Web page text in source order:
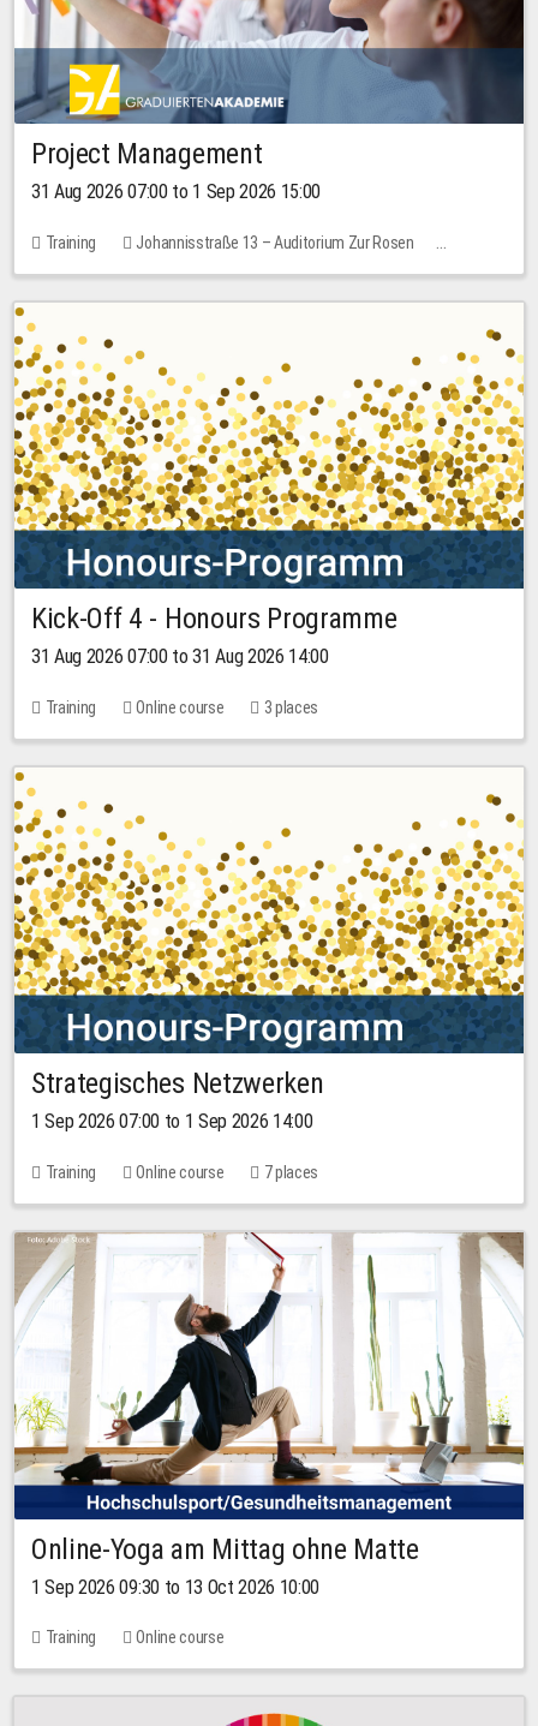
Project Management
31 Aug 2026 07:00 to 1 Sep 2026 15:00
Training
Johannisstraße 13 – Auditorium Zur Rosen
No free places
30.00 EUR
Kick-Off 4 - Honours Programme
31 Aug 2026 07:00 to 31 Aug 2026 14:00
Training Online course 3 places
Strategisches Netzwerken
1 Sep 2026 07:00 to 1 Sep 2026 14:00
Training Online course 7 places
Online-Yoga am Mittag ohne Matte
1 Sep 2026 09:30 to 13 Oct 2026 10:00
Training Online course